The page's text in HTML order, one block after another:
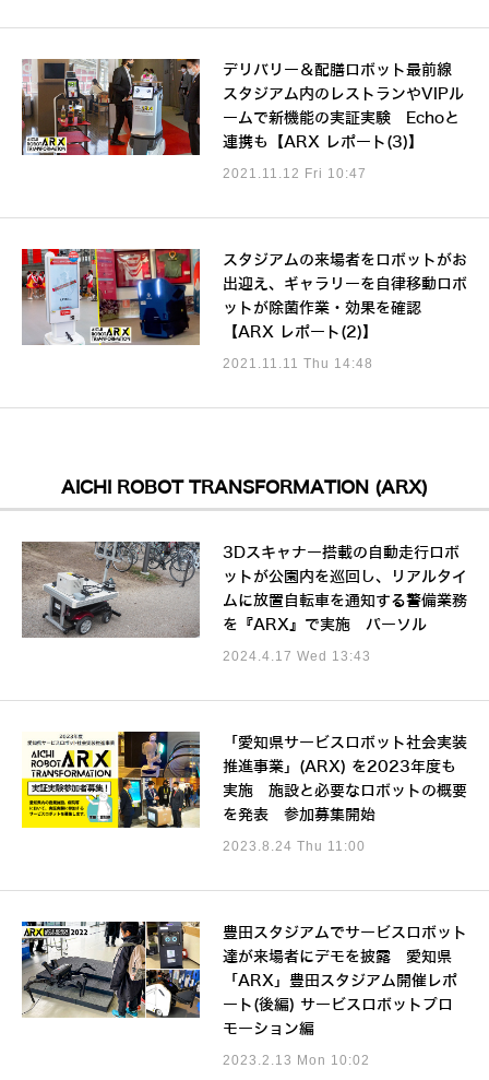
デリバリー＆配膳ロボット最前線
スタジアム内のレストランやVIPル
ームで新機能の実証実験 Echoと
連携も【ARX レポート(3)】
2021.11.12 Fri 10:47
スタジアムの来場者をロボットがお
出迎え、ギャラリーを自律移動ロボ
ットが除菌作業・効果を確認
【ARX レポート(2)】
2021.11.11 Thu 14:48
AICHI ROBOT TRANSFORMATION (ARX)
3Dスキャナー搭載の自動走行ロボ
ットが公園内を巡回し、リアルタイ
ムに放置自転車を通知する警備業務
を『ARX』で実施 パーソル
2024.4.17 Wed 13:43
「愛知県サービスロボット社会実装
推進事業」(ARX) を2023年度も
実施 施設と必要なロボットの概要
を発表 参加募集開始
2023.8.24 Thu 11:00
豊田スタジアムでサービスロボット
達が来場者にデモを披露 愛知県
「ARX」豊田スタジアム開催レポ
ート(後編) サービスロボットプロ
モーション編
2023.2.13 Mon 10:02